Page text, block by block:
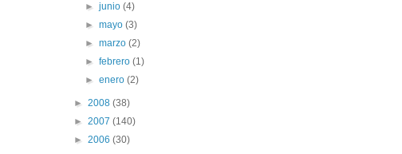
►junio(4)
►mayo(3)
►marzo(2)
►febrero(1)
►enero(2)
► 2008 (38)
► 2007 (140)
► 2006 (30)